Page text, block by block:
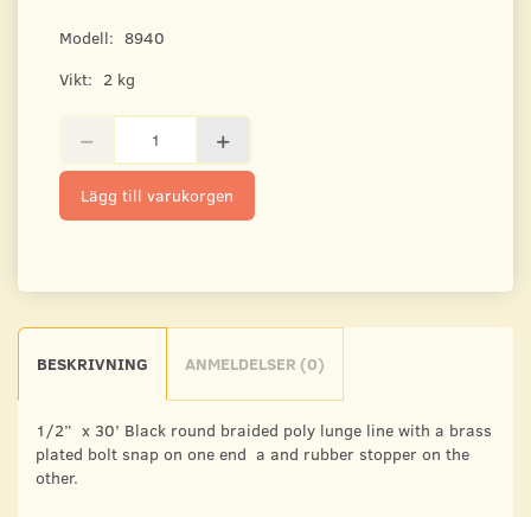
Modell: 8940
Vikt: 2 kg
Lägg till varukorgen
BESKRIVNING ANMELDELSER (0)
1/2” x 30’ Black round braided poly lunge line with a brass
plated bolt snap on one end a and rubber stopper on the
other.